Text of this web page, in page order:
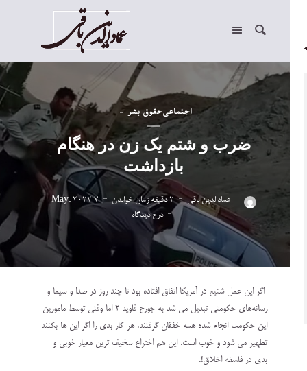
اجتماعیحقوق بشر
ضرب و شتم یک زن در هنگام
بازداشت
عمادالدین باقی 2 دقیقه زمان خواندن
7 May, 2022
درج دیدگاه
‍ اگر این عمل شنیع در آمریکا اتفاق افتاده بود تا چند روز در صدا و سیما و
رسانه‌های حکومتی تبدیل می شد به جورج فلوید ۲ اما وقتی توسط مامورین
این حکومت انجام شده همه خفقان گرفتند. هر کار بدی را اگر این ها بکنند
تطهیر می شود و خوب است. این هم اختراع سخیف ترین معیار خوبی و
بدی در فلسفه اخلاق!.